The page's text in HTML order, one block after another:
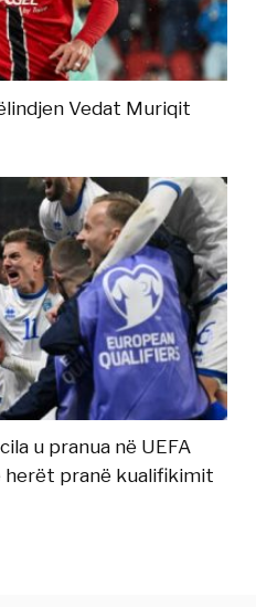
Vedat Muriqit
u pranua në UEFA
herët pranë kualifikimit